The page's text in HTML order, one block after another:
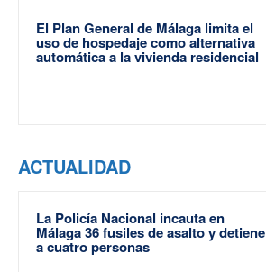
El Plan General de Málaga limita el
uso de hospedaje como alternativa
automática a la vivienda residencial
ACTUALIDAD
La Policía Nacional incauta en
Málaga 36 fusiles de asalto y detiene
a cuatro personas